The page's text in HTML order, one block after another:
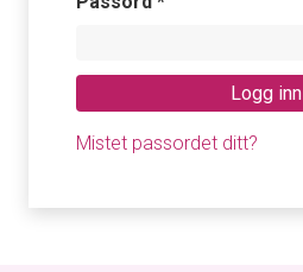
Logg inn
Mistet passordet ditt?